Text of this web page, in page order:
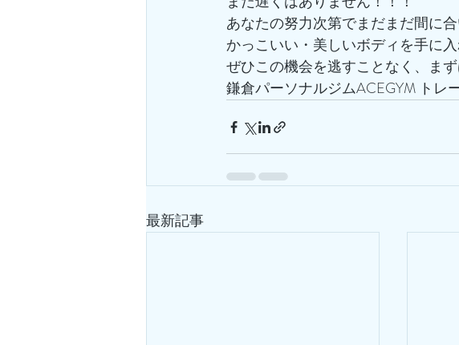
あなたの努力次第でまだまだ間に
かっこいい・美しいボディを手に
ぜひこの機会を逃すことなく、ま
鎌倉パーソナルジムACEGYM トレ
最新記事